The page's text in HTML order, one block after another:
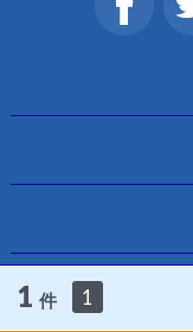
1 件 1
ホーム ご利用規約